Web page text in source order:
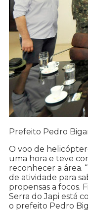
Prefeito Pedro
O voo de
uma hora e teve
reconhecer a área.
de atividade para
propensas a focos.
Serra do Japi está
o prefeito Pedro